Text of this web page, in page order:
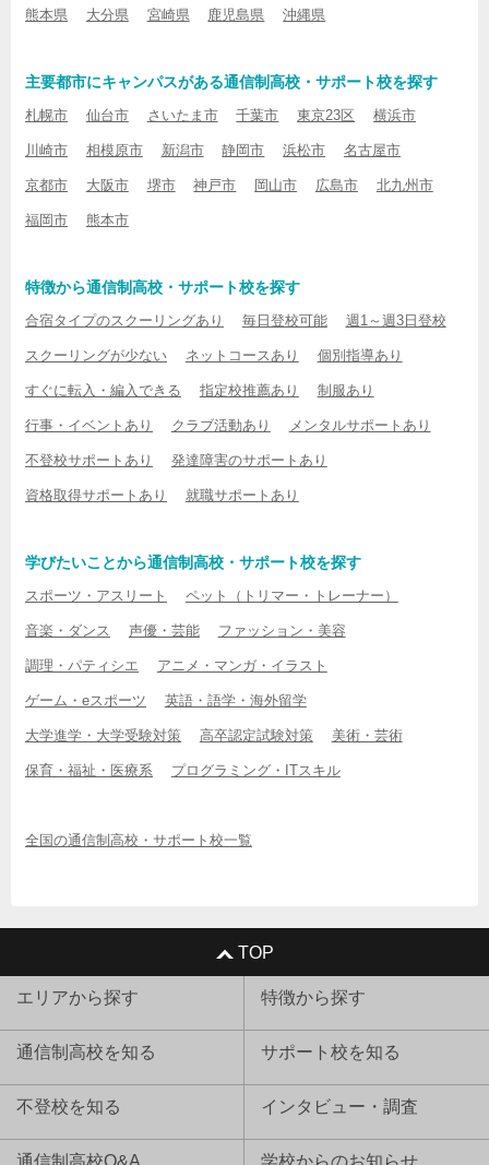
熊本県 大分県 宮崎県 鹿児島県 沖縄県
主要都市にキャンパスがある通信制高校・サポート校を探す
札幌市 仙台市 さいたま市 千葉市 東京23区 横浜市
川崎市 相模原市 新潟市 静岡市 浜松市 名古屋市
京都市 大阪市 堺市 神戸市 岡山市 広島市 北九州市
福岡市 熊本市
特徴から通信制高校・サポート校を探す
合宿タイプのスクーリングあり 毎日登校可能 週1～週3日登校
スクーリングが少ない ネットコースあり 個別指導あり
すぐに転入・編入できる 指定校推薦あり 制服あり
行事・イベントあり クラブ活動あり メンタルサポートあり
不登校サポートあり 発達障害のサポートあり
資格取得サポートあり 就職サポートあり
学びたいことから通信制高校・サポート校を探す
スポーツ・アスリート ペット（トリマー・トレーナー）
音楽・ダンス 声優・芸能 ファッション・美容
調理・パティシエ アニメ・マンガ・イラスト
ゲーム・eスポーツ 英語・語学・海外留学
大学進学・大学受験対策 高卒認定試験対策 美術・芸術
保育・福祉・医療系 プログラミング・ITスキル
全国の通信制高校・サポート校一覧
TOP
エリアから探す 特徴から探す
通信制高校を知る サポート校を知る
不登校を知る インタビュー・調査